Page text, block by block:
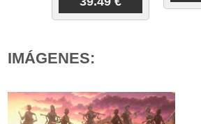
IMÁGENES: